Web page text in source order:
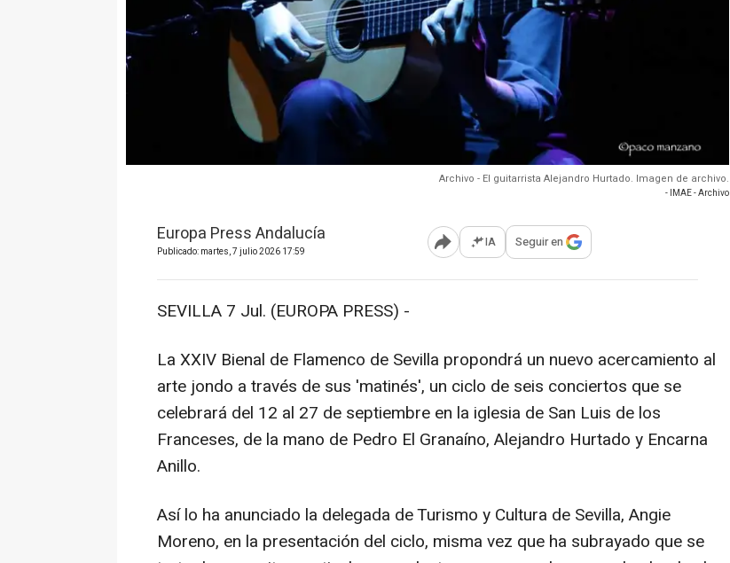
Archivo - El guitarrista Alejandro Hurtado. Imagen de archivo.
- IMAE - Archivo
Europa Press Andalucía
Publicado: martes, 7 julio 2026 17:59 Abrir opciones para compartir
IA Seguir en
SEVILLA 7 Jul. (EUROPA PRESS) -
La XXIV Bienal de Flamenco de Sevilla propondrá un nuevo acercamiento al
arte jondo a través de sus 'matinés', un ciclo de seis conciertos que se
celebrará del 12 al 27 de septiembre en la iglesia de San Luis de los
Franceses, de la mano de Pedro El Granaíno, Alejandro Hurtado y Encarna
Anillo.
Así lo ha anunciado la delegada de Turismo y Cultura de Sevilla, Angie
Moreno, en la presentación del ciclo, misma vez que ha subrayado que se